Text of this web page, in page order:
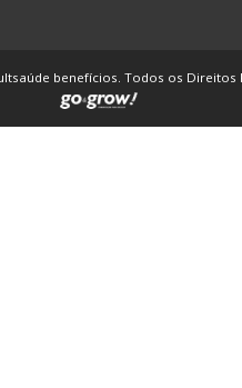
benefícios. Todos os Direitos